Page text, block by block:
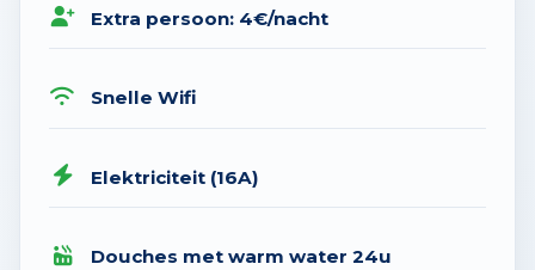
Extra persoon: 4€/nacht
Snelle Wifi
Elektriciteit (16A)
Douches met warm water 24u